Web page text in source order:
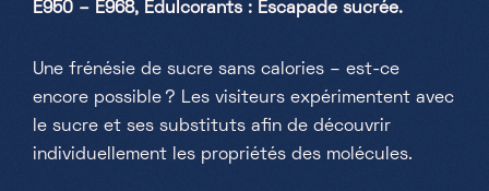
E950 – E968, Édulcorants : Escapade sucrée.
Une frénésie de sucre sans calories – est-ce
encore possible ? Les visiteurs expérimentent avec
le sucre et ses substituts afin de découvrir
individuellement les propriétés des molécules.